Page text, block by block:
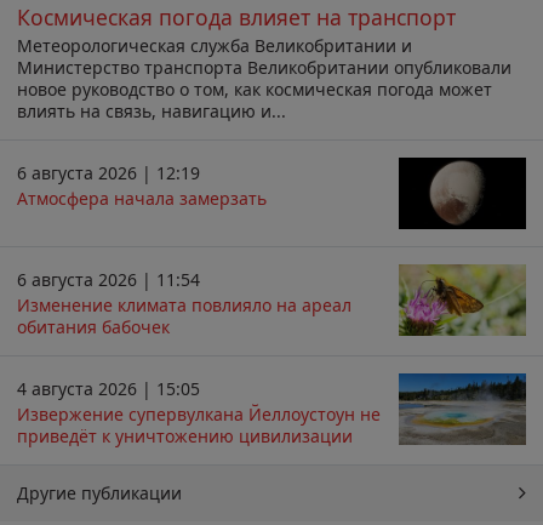
Космическая погода влияет на транспорт
Метеорологическая служба Великобритании и
Министерство транспорта Великобритании опубликовали
новое руководство о том, как космическая погода может
влиять на связь, навигацию и...
6 августа 2026 | 12:19
Атмосфера начала замерзать
6 августа 2026 | 11:54
Изменение климата повлияло на ареал
обитания бабочек
4 августа 2026 | 15:05
Извержение супервулкана Йеллоустоун не
приведёт к уничтожению цивилизации
Другие публикации